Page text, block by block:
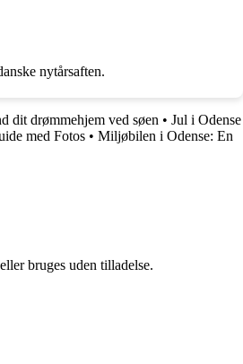
nytårsaften.
dit drømmehjem ved søen • Jul i Odense
med Fotos • Miljøbilen i Odense: En
bruges uden tilladelse.